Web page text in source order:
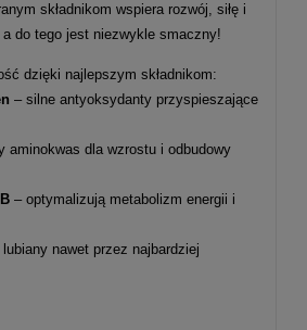
składnikom wspiera rozwój, siłę i
do tego jest niezwykle smaczny!
dzięki najlepszym składnikom:
– silne antyoksydanty przyspieszające
aminokwas dla wzrostu i odbudowy
– optymalizują metabolizm energii i
lubiany nawet przez najbardziej